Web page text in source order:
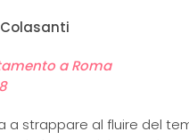
a Roma
a strappare al fluire del